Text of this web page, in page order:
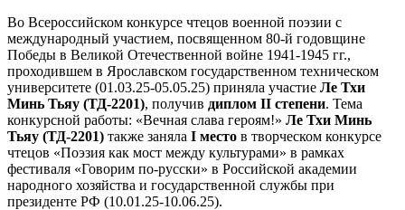
Во Всероссийском конкурсе чтецов военной поэзии с
международный участием, посвященном 80-й годовщине
Победы в Великой Отечественной войне 1941-1945 гг.,
проходившем в Ярославском государственном техническом
университете (01.03.25-05.05.25) приняла участие Ле Тхи
Минь Тьяу (ТД-2201), получив диплом II степени. Тема
конкурсной работы: «Вечная слава героям!» Ле Тхи Минь
Тьяу (ТД-2201) также заняла I место в творческом конкурсе
чтецов «Поэзия как мост между культурами» в рамках
фестиваля «Говорим по-русски» в Российской академии
народного хозяйства и государственной службы при
президенте РФ (10.01.25-10.06.25).